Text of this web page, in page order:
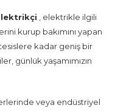
, elektrikle ilgili
kurup bakımını yapan
kadar geniş bir
günlük yaşamımızın
veya endüstriyel